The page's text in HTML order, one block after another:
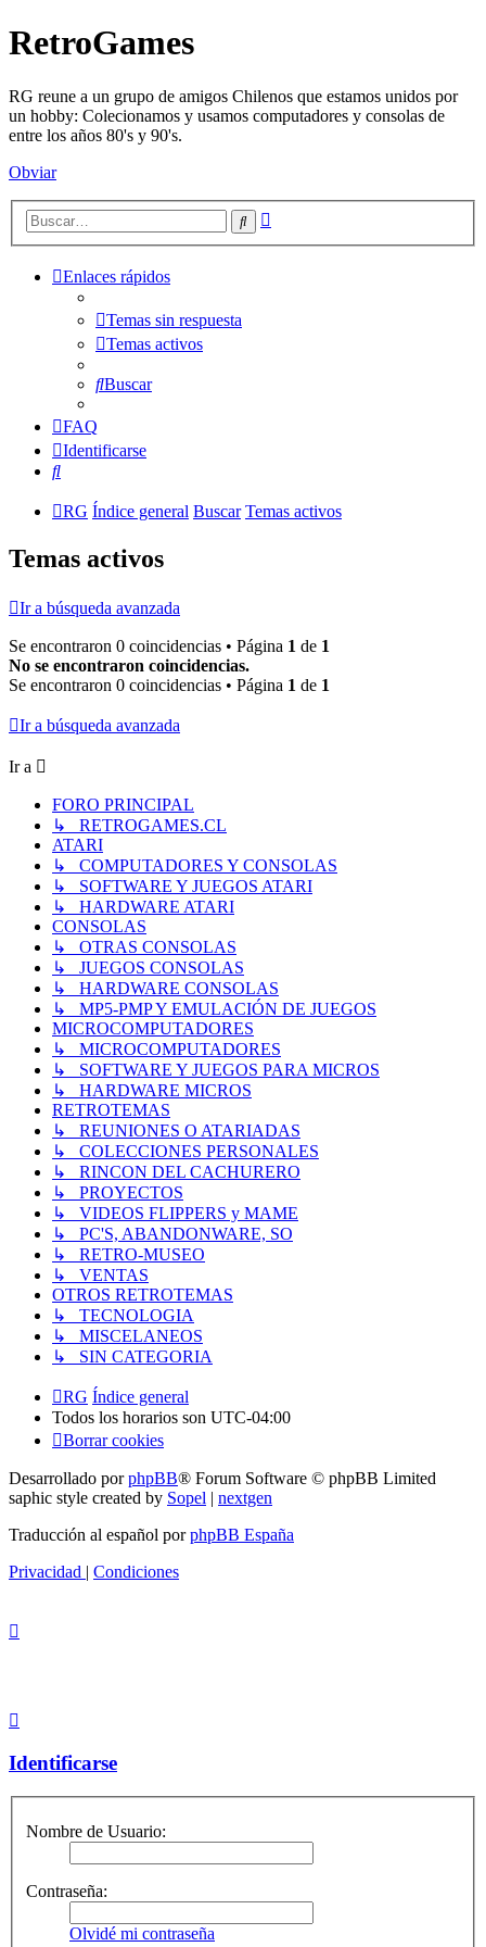
RetroGames
RG reune a un grupo de amigos Chilenos que estamos unidos por
un hobby: Colecionamos y usamos computadores y consolas de
entre los años 80's y 90's.
Obviar
Buscar
Enlaces rápidos
Temas sin respuesta
Temas activos
Buscar
FAQ
Identificarse
Buscar
RG Índice general Buscar Temas activos
Temas activos
Ir a búsqueda avanzada
Se encontraron 0 coincidencias • Página 1 de 1
No se encontraron coincidencias.
Se encontraron 0 coincidencias • Página 1 de 1
Ir a búsqueda avanzada
Ir a
FORO PRINCIPAL
↳ RETROGAMES.CL
ATARI
↳ COMPUTADORES Y CONSOLAS
↳ SOFTWARE Y JUEGOS ATARI
↳ HARDWARE ATARI
CONSOLAS
↳ OTRAS CONSOLAS
↳ JUEGOS CONSOLAS
↳ HARDWARE CONSOLAS
↳ MP5-PMP Y EMULACIÓN DE JUEGOS
MICROCOMPUTADORES
↳ MICROCOMPUTADORES
↳ SOFTWARE Y JUEGOS PARA MICROS
↳ HARDWARE MICROS
RETROTEMAS
↳ REUNIONES O ATARIADAS
↳ COLECCIONES PERSONALES
↳ RINCON DEL CACHURERO
↳ PROYECTOS
↳ VIDEOS FLIPPERS y MAME
↳ PC'S, ABANDONWARE, SO
↳ RETRO-MUSEO
↳ VENTAS
OTROS RETROTEMAS
↳ TECNOLOGIA
↳ MISCELANEOS
↳ SIN CATEGORIA
RG Índice general
Todos los horarios son UTC-04:00
Borrar cookies
Desarrollado porphpBB® Forum Software © phpBB Limited
saphic style created by Sopel | nextgen
Traducción al español porphpBB España
Privacidad | Condiciones
Identificarse
Nombre de Usuario:
Contraseña:
Olvidé mi contraseña